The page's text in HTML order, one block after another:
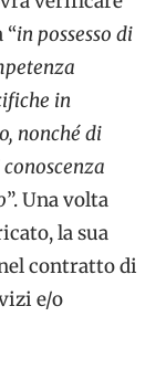
“in possesso di
in
nonché di
”. Una volta
la sua
contratto di
e/o